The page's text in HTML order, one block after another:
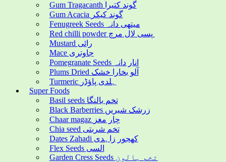
Gum Tragacanth گوند کتیرا
Gum Acacia گوند کیکر
Fenugreek Seeds میتھی دانہ
Mustard رائی
Mace جاوتری
Pomegranate Seeds انار دانہ
Plums Dried آلو بخارا خشک
Turmeric ہلدی پاؤڈر
Super Foods
Basil seeds تخم بالنگا
Black Barberries زرشک شیریں
Chaar magaz چار مغز
Chia seed تخم شربتی
Dates Zahadi کھجور زاہدی
Flex Seeds السی
Garden Cress Seeds تخم ہالون